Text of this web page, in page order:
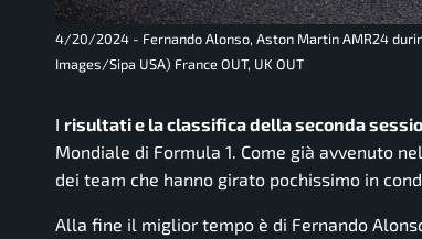
4/20/2024 - Fernando Alonso, Aston Martin AMR24
Images/Sipa USA) France OUT, UK OUT
I risultati e la classifica della seconda
Mondiale di Formula 1. Come già avvenuto
dei team che hanno girato pochissimo in
Alla fine il miglior tempo è di Fernando